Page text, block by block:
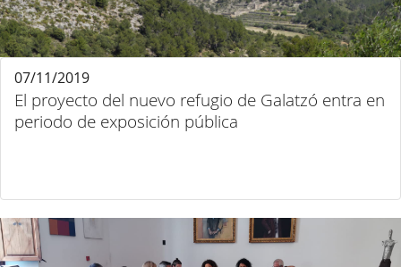
El proyecto del nuevo refugio de Galatzó entra en
periodo de exposición pública
07/11/2019